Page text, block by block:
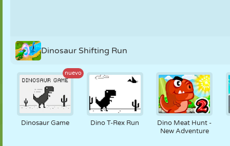
Dinosaur Shifting Run
nuevo
Dinosaur Game Dino T-Rex Run
Dino Meat Hunt -
New Adventure